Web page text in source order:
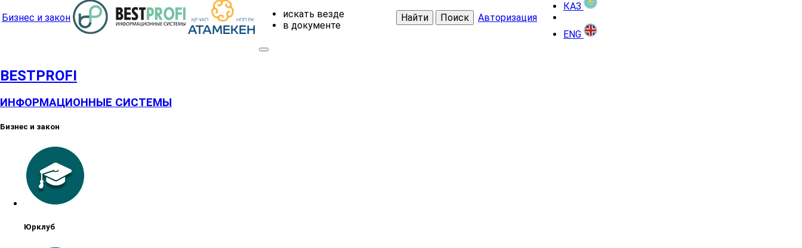
Бизнес и закон
искать везде
в документе
Найти Поиск Авторизация
КАЗ
ENG
BESTPROFI
ИНФОРМАЦИОННЫЕ СИСТЕМЫ
Бизнес и закон
Юрклуб